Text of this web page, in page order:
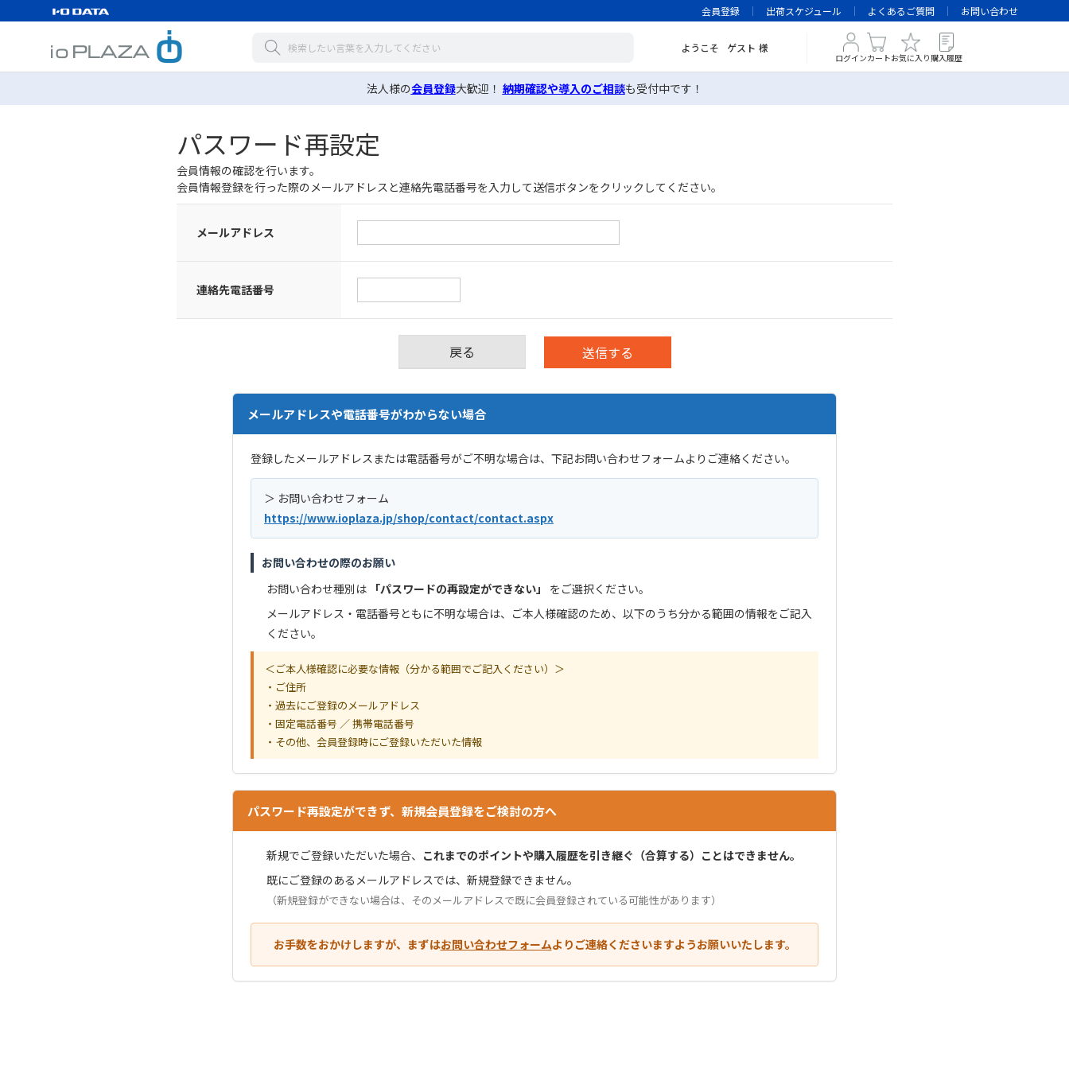
会員登録 出荷スケジュール よくあるご質問 お問い合わせ
ようこそ ゲスト 様
ログインカートお気に入り 購入履歴
法人様の会員登録大歓迎！ 納期確認や導入のご相談も受付中です！
パスワード再設定
会員情報の確認を行います。
会員情報登録を行った際のメールアドレスと連絡先電話番号を入力して送信ボタンをクリックしてください。
メールアドレス
連絡先電話番号
戻る
メールアドレスや電話番号がわからない場合
登録したメールアドレスまたは電話番号がご不明な場合は、下記お問い合わせフォームよりご連絡ください。
＞ お問い合わせフォーム
https://www.ioplaza.jp/shop/contact/contact.aspx
お問い合わせの際のお願い
お問い合わせ種別は 「パスワードの再設定ができない」
をご選択ください。
メールアドレス・電話番号ともに不明な場合は、ご本人様確認のため、以下のうち分かる範囲の情報をご記入
ください。
＜ご本人様確認に必要な情報（分かる範囲でご記入ください）＞
・ご住所
・過去にご登録のメールアドレス
・固定電話番号 ／ 携帯電話番号
・その他、会員登録時にご登録いただいた情報
パスワード再設定ができず、新規会員登録をご検討の方へ
新規でご登録いただいた場合、 これまでのポイントや購入履歴を引き継ぐ（合算する）ことはできません。
既にご登録のあるメールアドレスでは、新規登録できません。
（新規登録ができない場合は、そのメールアドレスで既に会員登録されている可能性があります）
お手数をおかけしますが、まずはお問い合わせフォームよりご連絡くださいますようお願いいたします。